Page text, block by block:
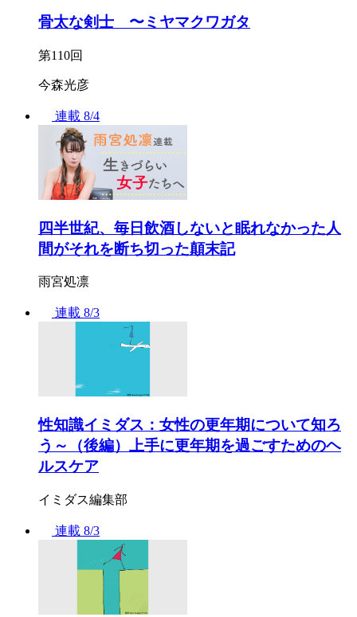
骨太な剣士 〜ミヤマクワガタ
第110回
今森光彦
連載 8/4
四半世紀、毎日飲酒しないと眠れなかった人
間がそれを断ち切った顛末記
雨宮処凛
連載 8/3
性知識イミダス：女性の更年期について知ろ
う～（後編）上手に更年期を過ごすためのヘ
ルスケア
イミダス編集部
連載 8/3